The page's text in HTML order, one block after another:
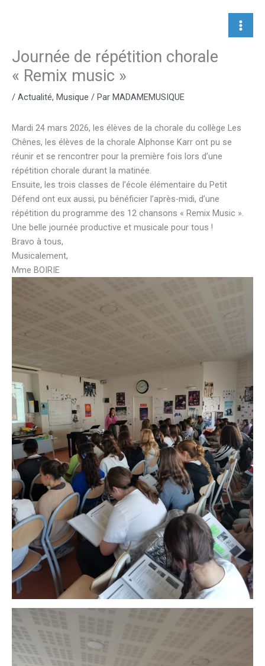
Journée de répétition chorale
« Remix music »
/ Actualité, Musique / Par MADAMEMUSIQUE
Mardi 24 mars 2026, les élèves de la chorale du collège Les
Chênes, les élèves de la chorale Alphonse Karr ont pu se
réunir et se rencontrer pour la première fois lors d’une
répétition chorale durant la matinée.
Ensuite, les trois classes de l’école élémentaire du Petit
Défend ont eux aussi, pu bénéficier l’après-midi, d’une
répétition du programme des 12 chansons « Remix Music ».
Une belle journée productive et musicale pour tous !
Bravo à tous,
Musicalement,
Mme BOIRIE